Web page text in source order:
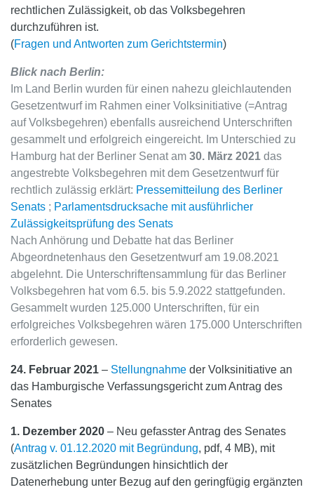
rechtlichen Zulässigkeit, ob das Volksbegehren
durchzuführen ist.
(Fragen und Antworten zum Gerichtstermin)
Blick nach Berlin:
Im Land Berlin wurden für einen nahezu gleichlautenden
Gesetzentwurf im Rahmen einer Volksinitiative (=Antrag
auf Volksbegehren) ebenfalls ausreichend Unterschriften
gesammelt und erfolgreich eingereicht. Im Unterschied zu
Hamburg hat der Berliner Senat am 30. März 2021 das
angestrebte Volksbegehren mit dem Gesetzentwurf für
rechtlich zulässig erklärt: Pressemitteilung des Berliner
Senats ; Parlamentsdrucksache mit ausführlicher
Zulässigkeitsprüfung des Senats
Nach Anhörung und Debatte hat das Berliner
Abgeordnetenhaus den Gesetzentwurf am 19.08.2021
abgelehnt. Die Unterschriftensammlung für das Berliner
Volksbegehren hat vom 6.5. bis 5.9.2022 stattgefunden.
Gesammelt wurden 125.000 Unterschriften, für ein
erfolgreiches Volksbegehren wären 175.000 Unterschriften
erforderlich gewesen.
24. Februar 2021 – Stellungnahme der Volksinitiative an
das Hamburgische Verfassungsgericht zum Antrag des
Senates
1. Dezember 2020 – Neu gefasster Antrag des Senates
(Antrag v. 01.12.2020 mit Begründung, pdf, 4 MB), mit
zusätzlichen Begründungen hinsichtlich der
Datenerhebung unter Bezug auf den geringfügig ergänzten